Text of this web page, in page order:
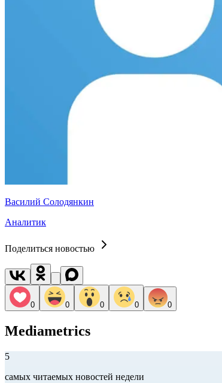
Василий Солодянкин
Аналитик
Поделиться новостью
0 0 0 0 0
Mediametrics
5
самых читаемых новостей недели